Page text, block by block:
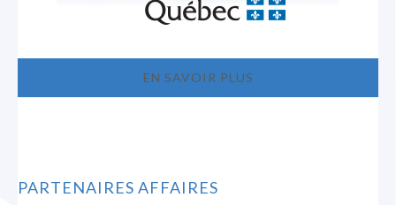
EN SAVOIR PLUS
PARTENAIRES AFFAIRES